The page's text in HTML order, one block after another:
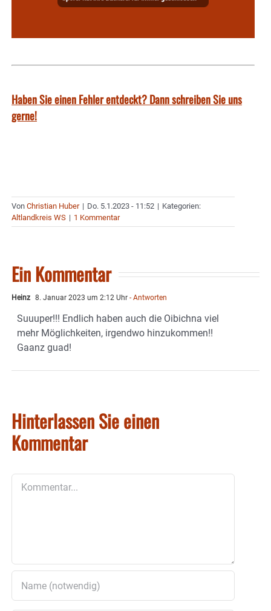
Haben Sie einen Fehler entdeckt? Dann schreiben Sie uns
gerne!
Von Christian Huber | Do. 5.1.2023 - 11:52 | Kategorien:
Altlandkreis WS | 1 Kommentar
Ein Kommentar
Heinz 8. Januar 2023 um 2:12 Uhr - Antworten
Suuuper!!! Endlich haben auch die Oibichna viel
mehr Möglichkeiten, irgendwo hinzukommen!!
Gaanz guad!
Hinterlassen Sie einen
Kommentar